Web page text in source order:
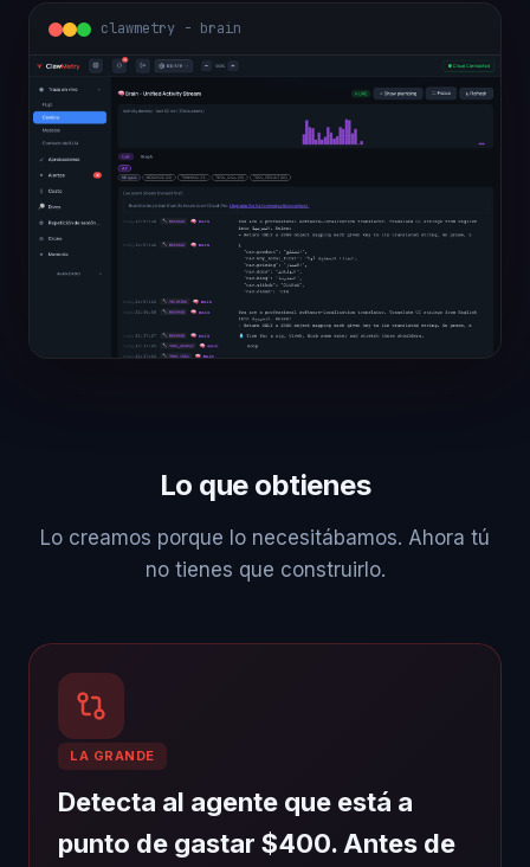
clawmetry - overview
Lo que obtienes
Lo creamos porque lo necesitábamos. Ahora tú
no tienes que construirlo.
LA GRANDE
Detecta al agente que está a
punto de gastar $400. Antes de